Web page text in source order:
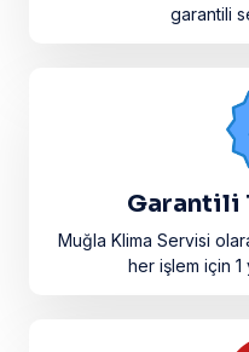
garantili
Garantili
Muğla Klima Servisi
her işlem için 1